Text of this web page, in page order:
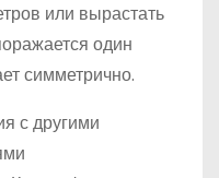
или вырастать
один
симметрично.
с другими